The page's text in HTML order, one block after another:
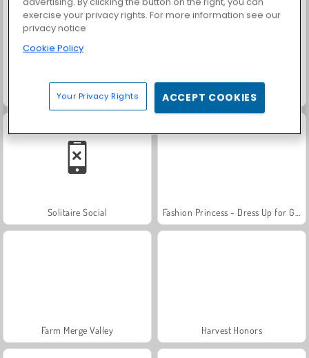
Masha and the Bear: Meadows Scala 40
Solitaire Social
Farm Merge Valley Harvest Honors
exercise your privacy rights. For more information see our
privacy notice
Cookie Policy
Your Privacy Rights ACCEPT COOKIES